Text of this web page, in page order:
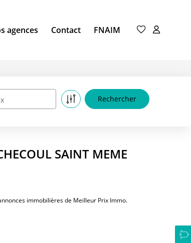
agences Contact FNAIM
SAINT MEME
immobilières de Meilleur Prix Immo.